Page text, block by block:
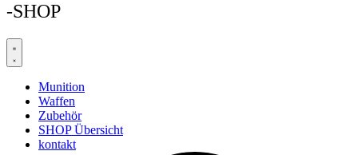
-SHOP
Munition
Waffen
Zubehör
SHOP Übersicht
kontakt